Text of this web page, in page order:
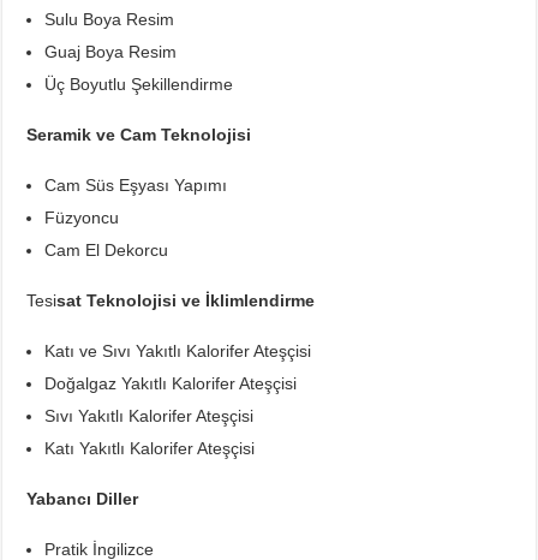
Sulu Boya Resim
Guaj Boya Resim
Üç Boyutlu Şekillendirme
Seramik ve Cam Teknolojisi
Cam Süs Eşyası Yapımı
Füzyoncu
Cam El Dekorcu
Tesisat Teknolojisi ve İklimlendirme
Katı ve Sıvı Yakıtlı Kalorifer Ateşçisi
Doğalgaz Yakıtlı Kalorifer Ateşçisi
Sıvı Yakıtlı Kalorifer Ateşçisi
Katı Yakıtlı Kalorifer Ateşçisi
Yabancı Diller
Pratik İngilizce